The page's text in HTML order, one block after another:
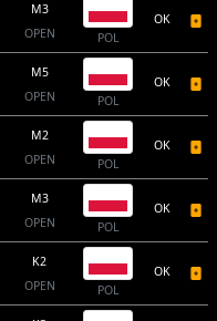
M3
OPEN
POL
OK
M5
OPEN
POL
OK
M2
OPEN
POL
OK
M3
OPEN
POL
OK
K2
OPEN
POL
OK